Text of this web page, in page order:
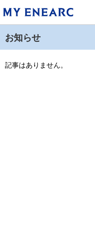
お知らせ
記事はありません。